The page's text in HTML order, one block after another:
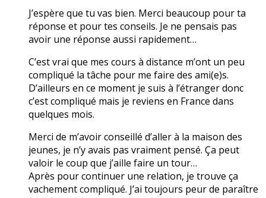
J’espère que tu vas bien. Merci beaucoup pour ta
réponse et pour tes conseils. Je ne pensais pas
avoir une réponse aussi rapidement…
C’est vrai que mes cours à distance m’ont un peu
compliqué la tâche pour me faire des ami(e)s.
D’ailleurs en ce moment je suis à l’étranger donc
c’est compliqué mais je reviens en France dans
quelques mois.
Merci de m’avoir conseillé d’aller à la maison des
jeunes, je n’y avais pas vraiment pensé. Ça peut
valoir le coup que j’aille faire un tour…
Après pour continuer une relation, je trouve ça
vachement compliqué. J’ai toujours peur de paraître